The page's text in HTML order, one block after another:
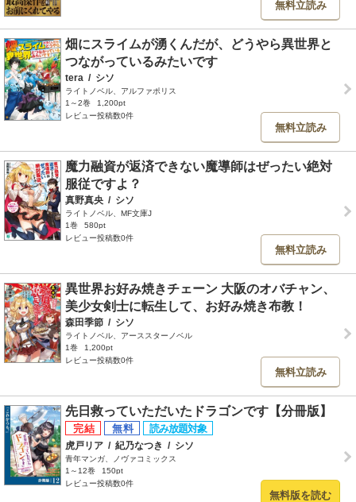
無料立読み
畑にスライムが湧くんだが、どうやら異世界と
つながっているみたいです
tera / シソ
ライトノベル、アルファポリス
1～2巻
1,200pt
レビュー投稿数0件
無料立読み
魔力融資が返済できない魔導師はぜったい絶対
服従ですよ？
真野真央 / シソ
ライトノベル、MF文庫J
1巻
580pt
レビュー投稿数0件
無料立読み
異世界お好み焼きチェーン 大阪のオバチャン、
美少女剣士に転生して、お好み焼き布教！
森田季節 / シソ
ライトノベル、アーススターノベル
1巻
1,200pt
レビュー投稿数0件
無料立読み
先日救っていただいたドラゴンです【分冊版】
虎戸リア / 紀乃なつき / シソ
青年マンガ、ノヴァコミックス
1～12巻
150pt
レビュー投稿数0件
無料版を読む